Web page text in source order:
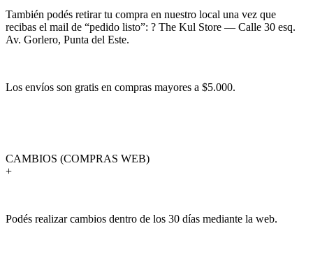
También podés retirar tu compra en nuestro local una vez que
recibas el mail de “pedido listo”: ? The Kul Store — Calle 30 esq.
Av. Gorlero, Punta del Este.
Los envíos son gratis en compras mayores a $5.000.
CAMBIOS (COMPRAS WEB)
+
Podés realizar cambios dentro de los 30 días mediante la web.